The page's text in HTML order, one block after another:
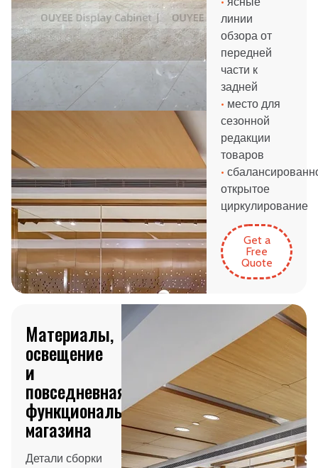
линии
обзора от
передней
части к
задней
• место для
сезонной
редакции
товаров
•
открытое
циркулирование
Get a
Free
Quote
Материалы,
освещение
и
повседневная
функциональность
магазина
Детали сборки